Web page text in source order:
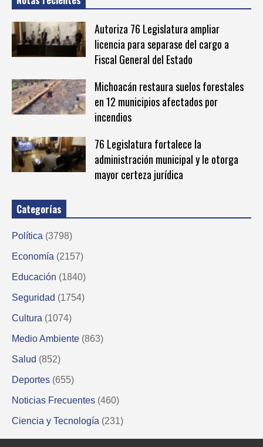
Autoriza 76 Legislatura ampliar
licencia para separase del cargo a
Fiscal General del Estado
Michoacán restaura suelos forestales
en 12 municipios afectados por
incendios
76 Legislatura fortalece la
administración municipal y le otorga
mayor certeza jurídica
Categorías
Política (3798)
Economía (2157)
Educación (1840)
Seguridad (1754)
Cultura (1074)
Medio Ambiente (863)
Salud (852)
Deportes (655)
Noticias Frecuentes (460)
Ciencia y Tecnología (231)